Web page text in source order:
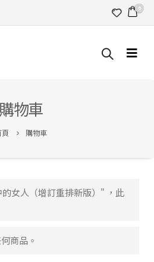
0
購物車
頁 購物車
女人（增訂重排新版）" ，此
商品。